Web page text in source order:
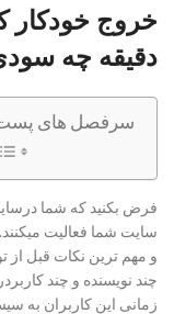
خروج خودکار
دقیقه چه
سرفصل های
فرض بکنید که شما
سایت شما فعالیت
و مهم ترین نکات قبل
چند نویسنده و چند
زمانی این کاربران به